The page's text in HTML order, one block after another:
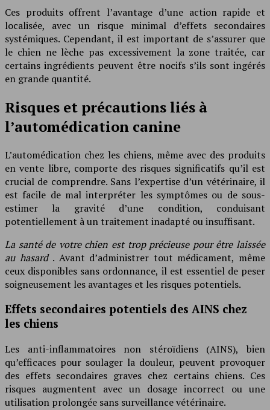
Ces produits offrent l’avantage d’une action rapide et
localisée, avec un risque minimal d’effets secondaires
systémiques. Cependant, il est important de s’assurer que
le chien ne lèche pas excessivement la zone traitée, car
certains ingrédients peuvent être nocifs s’ils sont ingérés
en grande quantité.
Risques et précautions liés à
l’automédication canine
L’automédication chez les chiens, même avec des produits
en vente libre, comporte des risques significatifs qu’il est
crucial de comprendre. Sans l’expertise d’un vétérinaire, il
est facile de mal interpréter les symptômes ou de sous-
estimer la gravité d’une condition, conduisant
potentiellement à un traitement inadapté ou insuffisant.
La santé de votre chien est trop précieuse pour être laissée
au hasard . Avant d’administrer tout médicament, même
ceux disponibles sans ordonnance, il est essentiel de peser
soigneusement les avantages et les risques potentiels.
Effets secondaires potentiels des AINS chez
les chiens
Les anti-inflammatoires non stéroïdiens (AINS), bien
qu’efficaces pour soulager la douleur, peuvent provoquer
des effets secondaires graves chez certains chiens. Ces
risques augmentent avec un dosage incorrect ou une
utilisation prolongée sans surveillance vétérinaire.